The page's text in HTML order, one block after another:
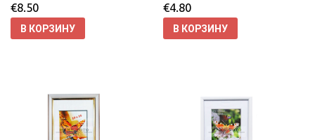
€8.50
В КОРЗИНУ
€4.80
В КОРЗИНУ